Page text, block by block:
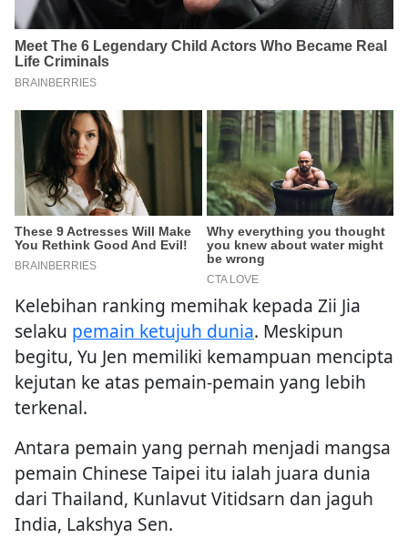
Kelebihan ranking memihak kepada Zii Jia
selaku pemain ketujuh dunia. Meskipun
begitu, Yu Jen memiliki kemampuan mencipta
kejutan ke atas pemain-pemain yang lebih
terkenal.
Antara pemain yang pernah menjadi mangsa
pemain Chinese Taipei itu ialah juara dunia
dari Thailand, Kunlavut Vitidsarn dan jaguh
India, Lakshya Sen.